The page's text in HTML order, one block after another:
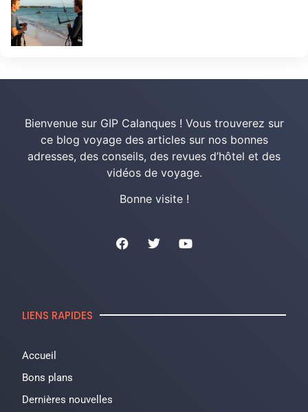
Bienvenue sur GIP Calanques ! Vous trouverez sur
ce blog voyage des articles sur nos bonnes
adresses, des conseils, des revues d’hôtel et des
vidéos de voyage.
Bonne visite !
LIENS RAPIDES
Accueil
Bons plans
Dernières nouvelles